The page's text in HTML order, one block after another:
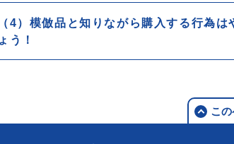
（4）模倣品と知りながら購入する行為は
ょう！
こ